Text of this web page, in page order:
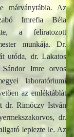
márványtábla. Az
Imrefia Béla
a feliratozott
munkája. Dr.
utóda, dr. Lakatos
Imre orvos
laboratóriumi
az emléktáblát
dr. Rimóczy István
dr.
leplezte le. Az